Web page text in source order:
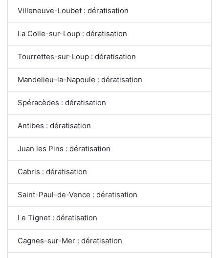
Villeneuve-Loubet : dératisation
La Colle-sur-Loup : dératisation
Tourrettes-sur-Loup : dératisation
Mandelieu-la-Napoule : dératisation
Spéracèdes : dératisation
Antibes : dératisation
Juan les Pins : dératisation
Cabris : dératisation
Saint-Paul-de-Vence : dératisation
Le Tignet : dératisation
Cagnes-sur-Mer : dératisation